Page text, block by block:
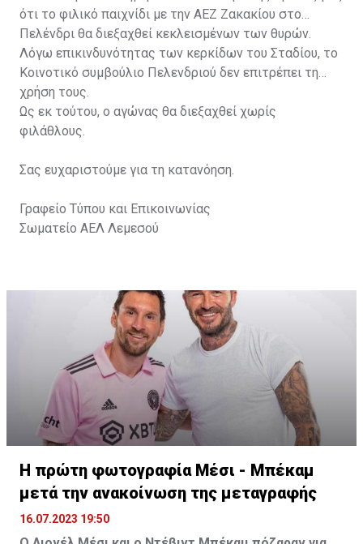
ότι το φιλικό παιχνίδι με την ΑΕΖ Ζακακίου στο
Πελένδρι θα διεξαχθεί κεκλεισμένων των θυρών.
Λόγω επικινδυνότητας των κερκίδων του Σταδίου, το
Κοινοτικό συμβούλιο Πελενδριού δεν επιτρέπει τη
χρήση τους.
Ως εκ τούτου, ο αγώνας θα διεξαχθεί χωρίς
φιλάθλους.
Σας ευχαριστούμε για τη κατανόηση.
Γραφείο Τύπου και Επικοινωνίας
Σωματείο ΑΕΛ Λεμεσού
Η πρώτη φωτογραφία Μέσι - Μπέκαμ
μετά την ανακοίνωση της μεταγραφής
16.07.2023 19:50